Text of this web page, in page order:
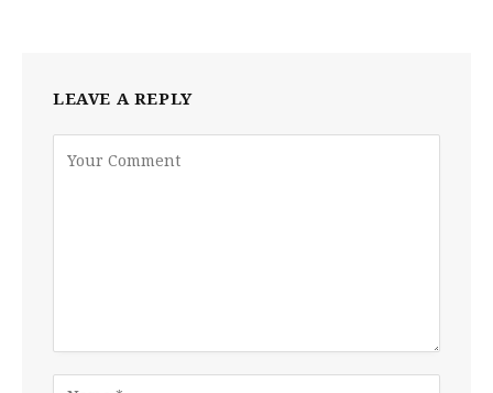
LEAVE A REPLY